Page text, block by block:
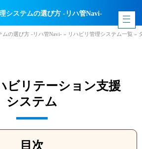
システムの選び方 -リハ管Navi-
ムの選び方 -リハ管Navi- » リハビリ管理システム一覧 »
ビリテーション支援
システム
目次